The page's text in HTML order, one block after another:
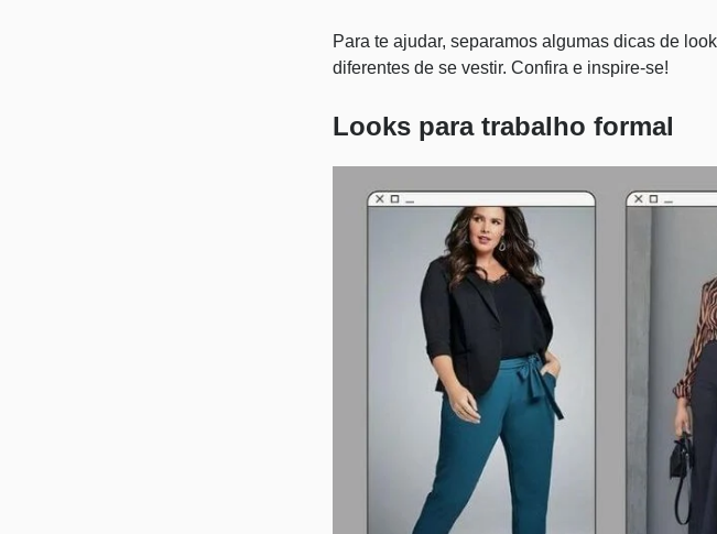
Para te ajudar, separamos algumas dicas de
diferentes de se vestir. Confira e inspire-se!
Looks para trabalho formal